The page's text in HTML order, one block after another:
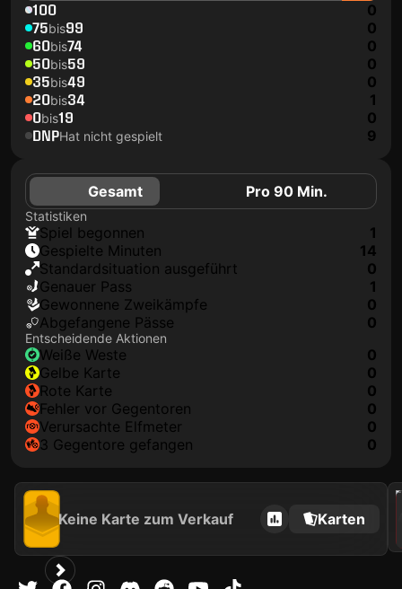
100 0
75bis99 0
60bis74 0
50bis59 0
35bis49 0
20bis34 1
0bis19 0
DNPHat nicht gespielt 9
Gesamt Pro 90 Min.
Statistiken
Spiel begonnen
1
Gespielte Minuten
14
Standardsituation ausgeführt
0
genauer Pass
1
Gewonnene Zweikämpfe
0
Abgefangene Pässe
0
Entscheidende Aktionen
weiße Weste
0
gelbe Karte
0
rote Karte
0
Fehler vor Gegentoren
0
Verursachte Elfmeter
0
3 Gegentore gefangen
0
Keine Karte zum Verkauf Karten
2025